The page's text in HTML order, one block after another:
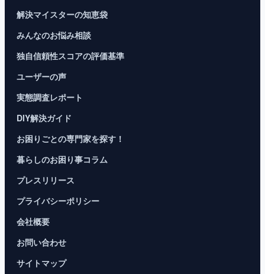
解決マイスターの知恵袋
みんなのお悩み相談
独自信頼性スコアの評価基準
ユーザーの声
実態調査レポート
DIY解決ガイド
お困りごとの専門家を探す！
暮らしのお困り事コラム
プレスリリース
プライバシーポリシー
会社概要
お問い合わせ
サイトマップ